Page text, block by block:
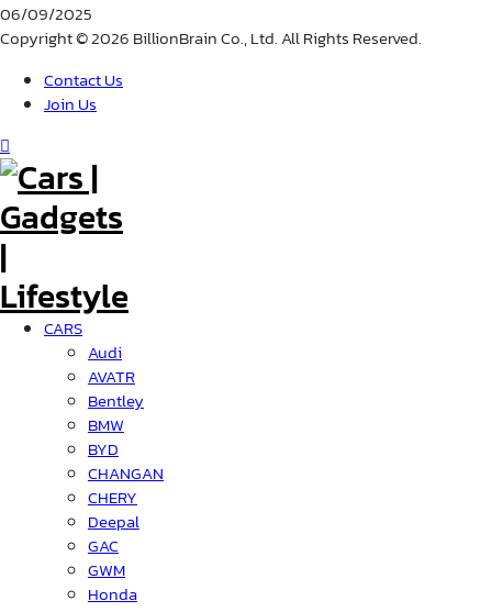
06/09/2025
Copyright © 2026 BillionBrain Co., Ltd. All Rights Reserved.
Contact Us
Join Us
CARS
Audi
AVATR
Bentley
BMW
BYD
CHANGAN
CHERY
Deepal
GAC
GWM
Honda